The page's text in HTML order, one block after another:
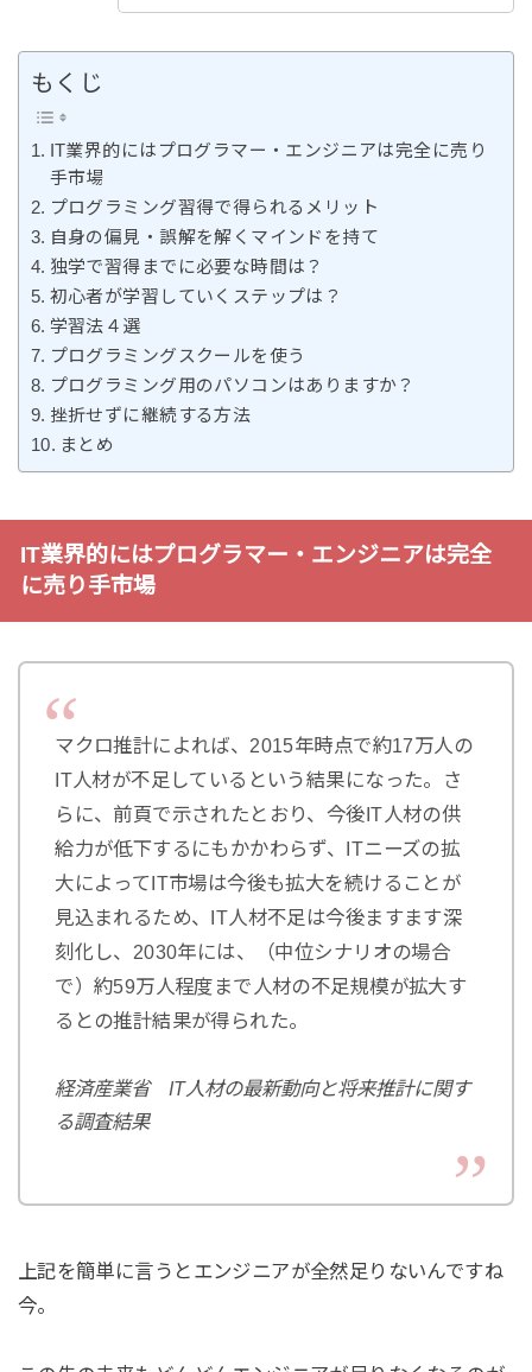
もくじ
IT業界的にはプログラマー・エンジニアは完全に売り
手市場
プログラミング習得で得られるメリット
自身の偏見・誤解を解くマインドを持て
独学で習得までに必要な時間は？
初心者が学習していくステップは？
学習法４選
プログラミングスクールを使う
プログラミング用のパソコンはありますか？
挫折せずに継続する方法
まとめ
IT業界的にはプログラマー・エンジニアは完全
に売り手市場
マクロ推計によれば、2015年時点で約17万人の
IT人材が不足しているという結果になった。さ
らに、前頁で示されたとおり、今後IT人材の供
給力が低下するにもかかわらず、ITニーズの拡
大によってIT市場は今後も拡大を続けることが
見込まれるため、IT人材不足は今後ますます深
刻化し、2030年には、（中位シナリオの場合
で）約59万人程度まで人材の不足規模が拡大す
るとの推計結果が得られた。
経済産業省 IT人材の最新動向と将来推計に関す
る調査結果
上記を簡単に言うとエンジニアが全然足りないんですね
今。